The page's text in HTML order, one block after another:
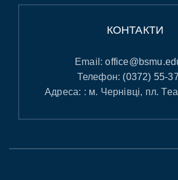
КОНТАКТИ
Email:
Телефон: (0372) 55-
Адреса: : м. Чернівці, пл.